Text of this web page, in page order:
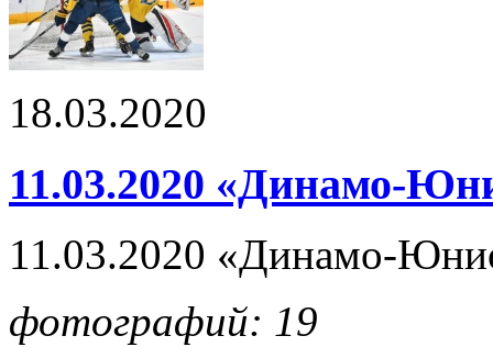
18.03.2020
11.03.2020 «Динамо-
11.03.2020 «Динамо-
фотографий: 19